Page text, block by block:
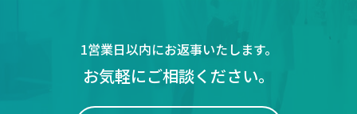
1営業日以内にお返事いたします。
お気軽にご相談ください。